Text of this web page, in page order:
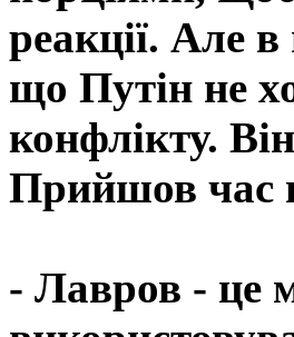
реакції. Але
що Путін не
конфлікту.
Прийшов час
- Лавров - це